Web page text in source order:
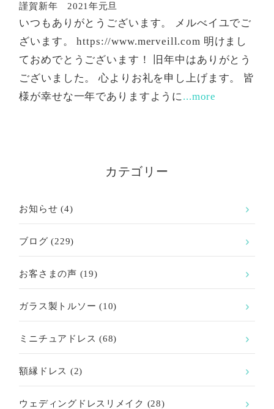
謹賀新年 2021年元旦
いつもありがとうございます。 メルべイユでご
ざいます。 https://www.merveill.com 明けまし
ておめでとうございます！ 旧年中はありがとう
ございました。 心よりお礼を申し上げます。 皆
様が幸せな一年でありますように ...more
カテゴリー
お知らせ (4)
ブログ (229)
お客さまの声 (19)
ガラス製トルソー (10)
ミニチュアドレス (68)
額縁ドレス (2)
ウェディングドレスリメイク (28)